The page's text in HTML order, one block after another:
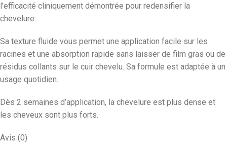
l’efficacité cliniquement démontrée pour redensifier la
chevelure.
Sa texture fluide vous permet une application facile sur les
racines et une absorption rapide sans laisser de film gras ou de
résidus collants sur le cuir chevelu. Sa formule est adaptée à un
usage quotidien.
Dès 2 semaines d’application, la chevelure est plus dense et
les cheveux sont plus forts.
Avis (0)